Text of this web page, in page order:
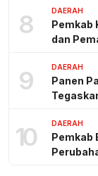
8 DAERAH
Pemkab
dan
9 DAERAH
Panen
10 DAERAH
Pemkab